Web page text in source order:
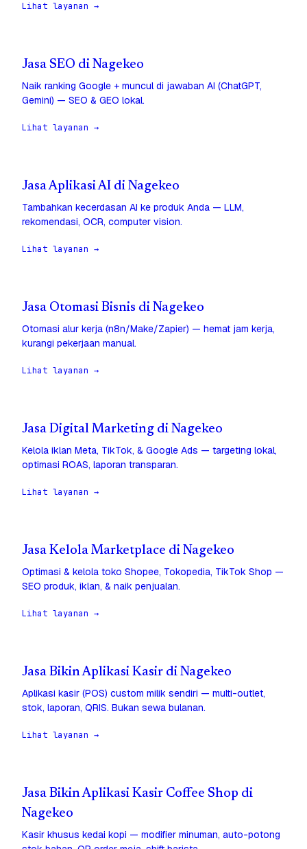
Lihat layanan →
Jasa SEO di Nagekeo
Naik ranking Google + muncul di jawaban AI (ChatGPT,
Gemini) — SEO & GEO lokal.
Lihat layanan →
Jasa Aplikasi AI di Nagekeo
Tambahkan kecerdasan AI ke produk Anda — LLM,
rekomendasi, OCR, computer vision.
Lihat layanan →
Jasa Otomasi Bisnis di Nagekeo
Otomasi alur kerja (n8n/Make/Zapier) — hemat jam kerja,
kurangi pekerjaan manual.
Lihat layanan →
Jasa Digital Marketing di Nagekeo
Kelola iklan Meta, TikTok, & Google Ads — targeting lokal,
optimasi ROAS, laporan transparan.
Lihat layanan →
Jasa Kelola Marketplace di Nagekeo
Optimasi & kelola toko Shopee, Tokopedia, TikTok Shop —
SEO produk, iklan, & naik penjualan.
Lihat layanan →
Jasa Bikin Aplikasi Kasir di Nagekeo
Aplikasi kasir (POS) custom milik sendiri — multi-outlet,
stok, laporan, QRIS. Bukan sewa bulanan.
Lihat layanan →
Jasa Bikin Aplikasi Kasir Coffee Shop di
Nagekeo
Kasir khusus kedai kopi — modifier minuman, auto-potong